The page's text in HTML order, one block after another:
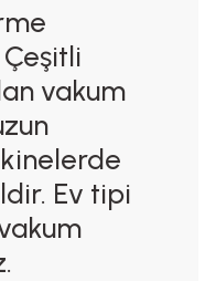
vakum
Ev tipi